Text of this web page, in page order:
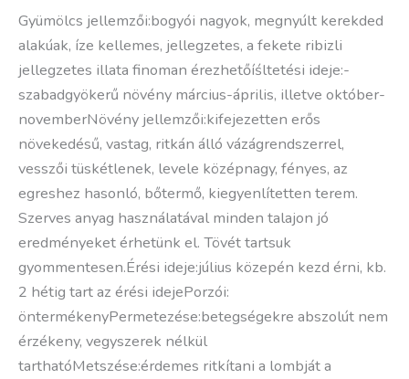
Gyümölcs jellemzői:bogyói nagyok, megnyúlt kerekded
alakúak, í­ze kellemes, jellegzetes, a fekete ribizli
jellegzetes illata finoman érezhetőíśltetési ideje:-
szabadgyökerű növény március-április, illetve október-
novemberNövény jellemzői:kifejezetten erős
növekedésű, vastag, ritkán álló vázágrendszerrel,
vesszői tüskétlenek, levele középnagy, fényes, az
egreshez hasonló, bőtermő, kiegyenlí­tetten terem.
Szerves anyag használatával minden talajon jó
eredményeket érhetünk el. Tövét tartsuk
gyommentesen.Érési ideje:július közepén kezd érni, kb.
2 hétig tart az érési idejePorzói:
öntermékenyPermetezése:betegségekre abszolút nem
érzékeny, vegyszerek nélkül
tarthatóMetszése:érdemes ritkí­tani a lombját a